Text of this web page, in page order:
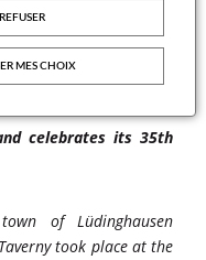
celebrates its 35th
of Lüdinghausen
took place at the
MES CHOIX